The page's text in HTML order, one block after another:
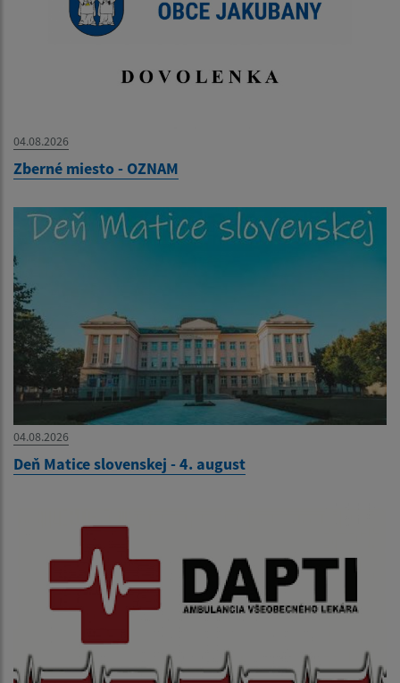
04.08.2026
Zberné miesto - OZNAM
04.08.2026
Deň Matice slovenskej - 4. august